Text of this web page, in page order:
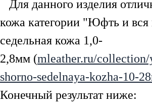
Для данного изделия
кожа категории "Юфть и
седельная кожа 1,0-
2,8мм (mleather.ru/
shorno-sedelnaya-kozha-10-
Конечный результат ниже: